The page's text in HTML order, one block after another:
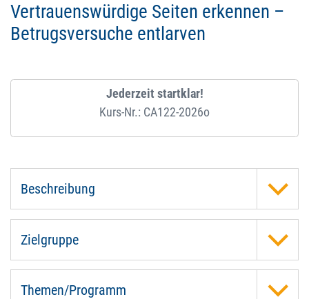
Vertrauenswürdige Seiten erkennen –
Betrugsversuche entlarven
Jederzeit startklar!
Kurs-Nr.: CA122-2026o
Beschreibung
Zielgruppe
Themen/Programm